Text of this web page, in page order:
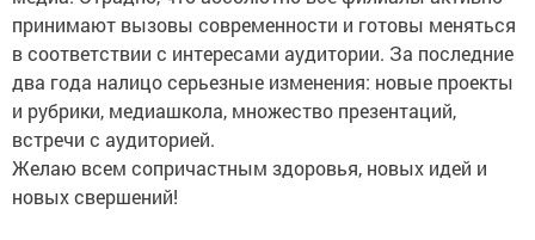
принимают вызовы современности и готовы меняться
в соответствии с интересами аудитории. За последние
два года налицо серьезные изменения: новые проекты
и рубрики, медиашкола, множество презентаций,
встречи с аудиторией.
Желаю всем сопричастным здоровья, новых идей и
новых свершений!